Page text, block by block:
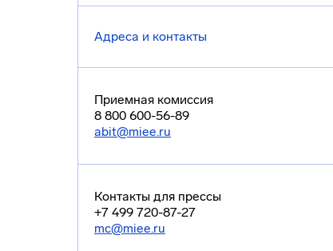
Адреса и контакты
Приемная комиссия
8 800 600-56-89
abit@miee.ru
Контакты для прессы
+7 499 720-87-27
mc@miee.ru